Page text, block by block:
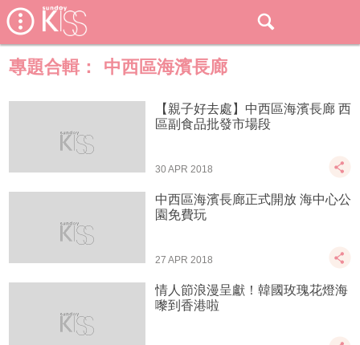
專題合輯： 中西區海濱長廊
【親子好去處】中西區海濱長廊 西
區副食品批發市場段
30 APR 2018
中西區海濱長廊正式開放 海中心公
園免費玩
27 APR 2018
情人節浪漫呈獻！韓國玫瑰花燈海
嚟到香港啦